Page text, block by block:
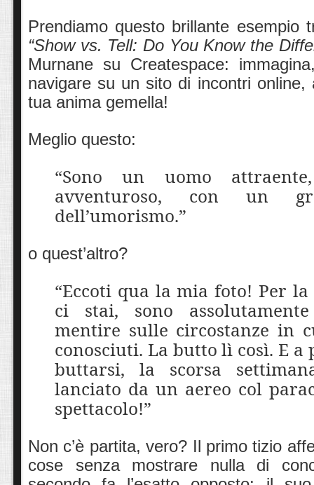
Prendiamo questo brillante esempio
“Show vs. Tell: Do You Know the
Murnane su Createspace:
navigare su un sito di incontri online,
tua anima gemella!
Meglio questo:
“Sono un uomo
avventuroso, con un
dell’umorismo.”
o quest’altro?
“Eccoti qua la mia foto! Per la
ci stai, sono
mentire sulle circostanze in
conosciuti. La butto lì così. E a
buttarsi, la scorsa
lanciato da un aereo col
spettacolo!”
Non c’è partita, vero? Il primo tizio
cose senza mostrare nulla di